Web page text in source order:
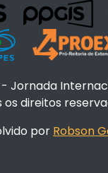
Jornada
os direitos
por Robson